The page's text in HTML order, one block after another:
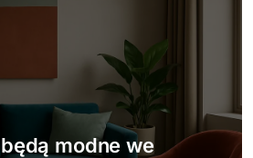
modne we